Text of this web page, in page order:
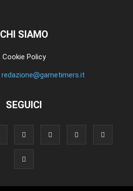
CHI SIAMO
Cookie Policy
redazione@gametimers.it
SEGUICI